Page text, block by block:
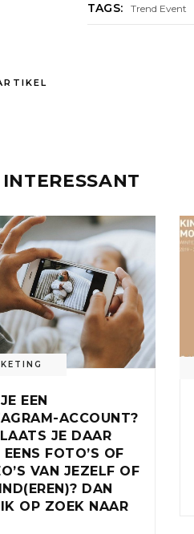
TAGS: Trend Event
EEN
ACCOUNT?
JE DAAR
FOTO’S OF
VAN JEZELF OF
DAN
OP ZOEK NAAR